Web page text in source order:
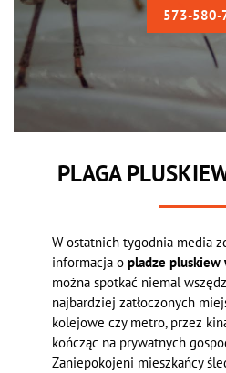
573-580-
PLAGA
W ostatnich tygodnia media
informacja o pladze pluskiew
można spotkać niemal
najbardziej zatłoczonych
kolejowe czy metro, przez
kończąc na prywatnych
Zaniepokojeni mieszkańcy